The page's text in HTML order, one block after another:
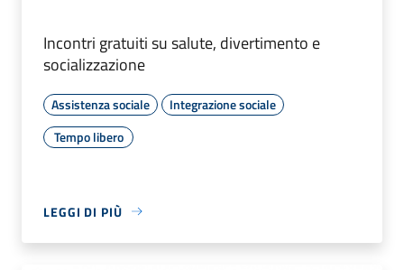
Incontri gratuiti su salute, divertimento e
socializzazione
Assistenza sociale
Integrazione sociale
Tempo libero
LEGGI DI PIÙ